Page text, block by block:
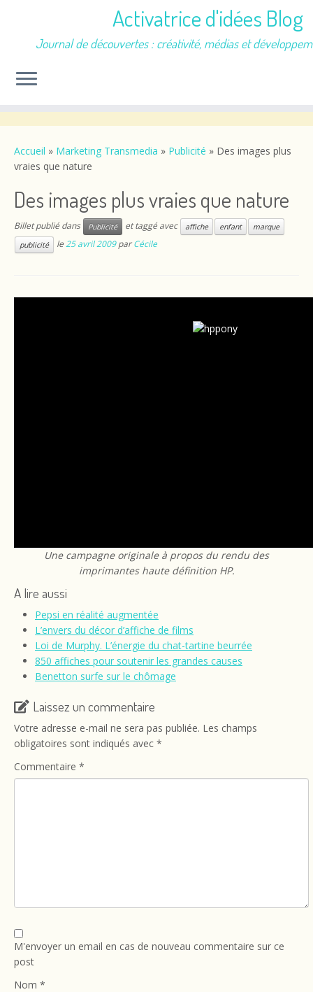
contenu
Activatrice d'idées Blog
Journal de découvertes : créativité, médias et
Accueil » Marketing Transmedia » Publicité » Des images plus
vraies que nature
Des images plus vraies que nature
Billet publié dans Publicité et taggé avec affiche enfant
marque
publicité
le25 avril 2009 parCécile
Une campagne originale à propos du rendu des
imprimantes haute définition HP.
A lire aussi
Pepsi en réalité augmentée
L’envers du décor d’affiche de films
Loi de Murphy. L’énergie du chat-tartine beurrée
850 affiches pour soutenir les grandes causes
Benetton surfe sur le chômage
Laissez un commentaire
Votre adresse e-mail ne sera pas publiée. Les champs
obligatoires sont indiqués avec *
Commentaire *
M'envoyer un email en cas de nouveau commentaire sur ce
post
Nom *